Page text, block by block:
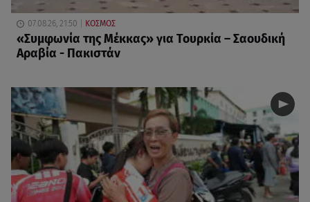
07.08.26, 21:50 ΚΟΣΜΟΣ
«Συμφωνία της Μέκκας» για Τουρκία – Σαουδική
Αραβία - Πακιστάν